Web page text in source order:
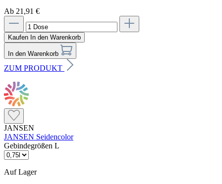
Ab 21,91 €
Kaufen In den Warenkorb
In den Warenkorb
ZUM PRODUKT
JANSEN
JANSEN Seidencolor
Gebindegrößen L
Auf Lager